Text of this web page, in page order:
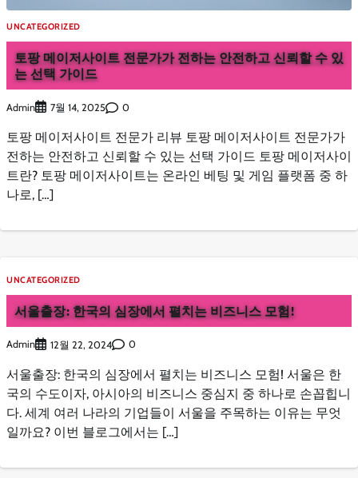
UNCATEGORIZED
토팡 메이저사이트 전문가가 전하는 안전하고 신뢰할 수 있
는 선택 가이드
Admin 7월 14, 2025 0
토팡 메이저사이트 전문가 리뷰 토팡 메이저사이트 전문가가
전하는 안전하고 신뢰할 수 있는 선택 가이드 토팡 메이저사이
트란? 토팡 메이저사이트는 온라인 베팅 및 게임 플랫폼 중 하
나로, […]
UNCATEGORIZED
서울출장: 한국의 심장에서 펼치는 비즈니스 모험!
Admin 12월 22, 2024 0
서울출장: 한국의 심장에서 펼치는 비즈니스 모험! 서울은 한
국의 수도이자, 아시아의 비즈니스 중심지 중 하나로 손꼽힙니
다. 세계 여러 나라의 기업들이 서울을 주목하는 이유는 무엇
일까요? 이번 블로그에서는 […]